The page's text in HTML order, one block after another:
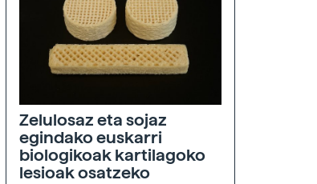
Zelulosaz eta sojaz
egindako euskarri
biologikoak kartilagoko
lesioak osatzeko